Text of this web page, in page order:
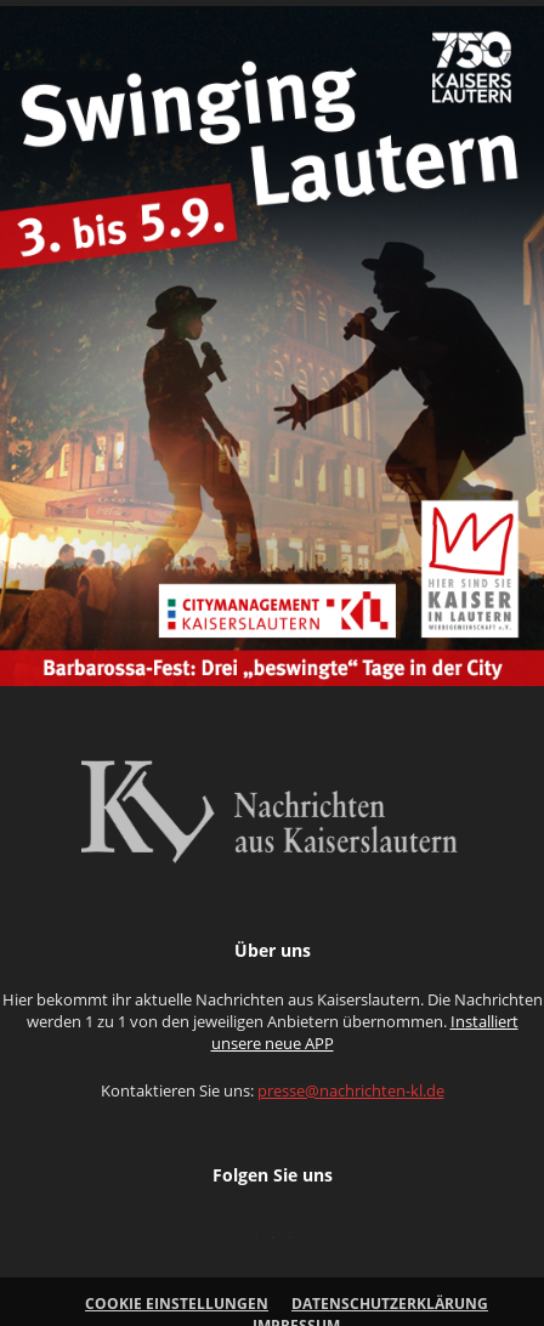
Über uns
Hier bekommt ihr aktuelle Nachrichten aus Kaiserslautern. Die Nachrichten
werden 1 zu 1 von den jeweiligen Anbietern übernommen. Installiert
unsere neue APP
Kontaktieren Sie uns: presse@nachrichten-kl.de
Folgen Sie uns
COOKIE EINSTELLUNGEN
DATENSCHUTZERKLÄRUNG